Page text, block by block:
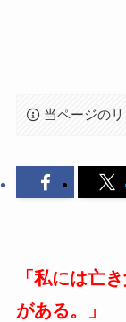
当ページの
「私には亡
がある。」